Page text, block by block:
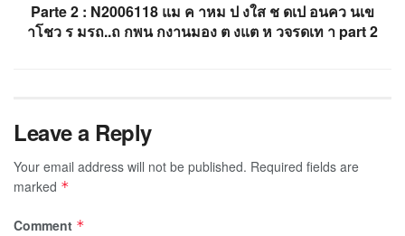
Parte 2 : N2006118 แม ค าหม ป งใส ช ดเป อนคว นเข
าโชว ร มรถ..ถ กพน กงานมอง ต งแต ห วจรดเท า part 2
Leave a Reply
Your email address will not be published. Required fields are
marked *
Comment *